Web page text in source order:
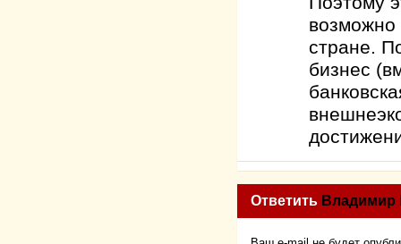
возможно
стране.
бизнес
Ответить Владимир